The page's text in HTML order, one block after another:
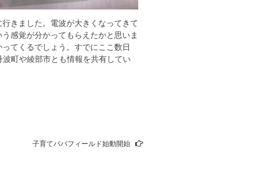
きました。電波が大きくなってきて
感覚が分かってもらえたかと思いま
てくるでしょう。すでにここ数日
町や綾部市とも情報を共有してい
子育てパパフィールド始動開始